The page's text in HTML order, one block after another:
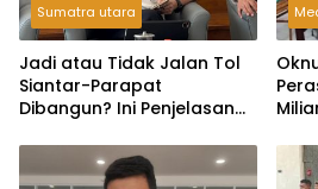
Sumatra utara
Jadi atau Tidak Jalan Tol
Siantar-Parapat
Dibangun? Ini Penjelasan